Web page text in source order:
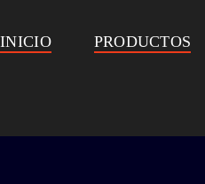
INICIO PRODUCTOS